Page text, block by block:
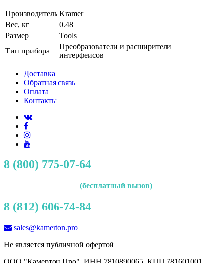
Производитель Kramer
Вес, кг
0.48
Размер
Tools
Тип прибора
Преобразователи и расширители
интерфейсов
Доставка
Обратная связь
Оплата
Контакты
8 (800) 775-07-64
(бесплатный вызов)
8 (812) 606-74-84
sales@kamerton.pro
Не является публичной офертой